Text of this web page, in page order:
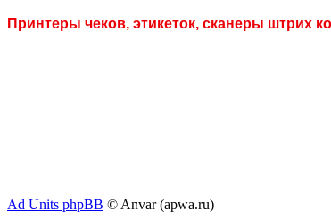
Принтеры чеков, этикеток, сканеры штрих
Ad Units phpBB © Anvar (apwa.ru)